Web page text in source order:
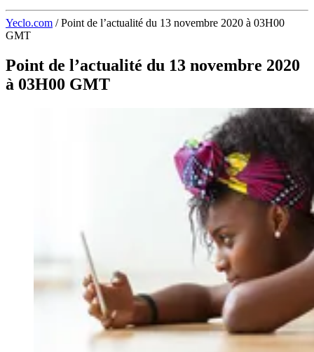
Yeclo.com / Point de l’actualité du 13 novembre 2020 à 03H00
GMT
Point de l’actualité du 13 novembre 2020
à 03H00 GMT